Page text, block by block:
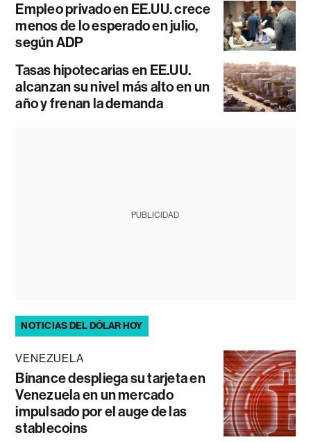
Empleo privado en EE.UU. crece
menos de lo esperado en julio,
según ADP
Tasas hipotecarias en EE.UU.
alcanzan su nivel más alto en un
año y frenan la demanda
PUBLICIDAD
NOTICIAS DEL DÓLAR HOY
VENEZUELA
Binance despliega su tarjeta en
Venezuela en un mercado
impulsado por el auge de las
stablecoins